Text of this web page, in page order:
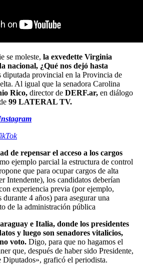
se moleste, la exvedette Virginia
nacional, ¿Qué nos dejó hasta
diputada provincial en la Provincia de
Al igual que la senadora Carolina
Rico, director de DERF.ar, en diálogo
99 LATERAL TV.
de repensar el acceso a los cargos
ejemplo parcial la estructura de control
que para ocupar cargos de alta
Intendente), los candidatos deberían
experiencia previa (por ejemplo,
4 años) para asegurar una
de la administración pública
e Italia, donde los presidentes
y luego son senadores vitalicios,
voto. Digo, para que no hagamos el
que, después de haber sido Presidente,
Diputados», graficó el periodista.